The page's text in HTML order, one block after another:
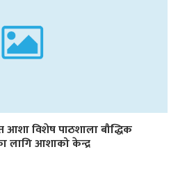
आशा विशेष पाठशाला बौद्धिक
लागि आशाको केन्द्र